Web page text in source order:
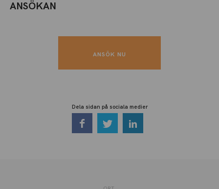
ANSÖKAN
ANSÖK NU
Dela sidan på sociala medier